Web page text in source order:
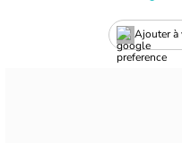
Ajouter à